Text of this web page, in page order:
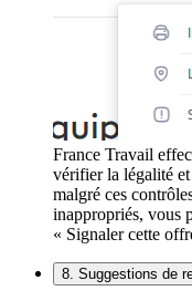
France Travail
vérifier la légalité
malgré ces
inappropriés, vous
« Signaler cette
8. Suggestions de